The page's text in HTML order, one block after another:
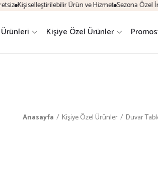
Kişiselleştirilebilir Ürün ve Hizmet Sezona Özel
Kişiye Özel Ürünler
Anasayfa Kişiye Özel Ürünler Duvar